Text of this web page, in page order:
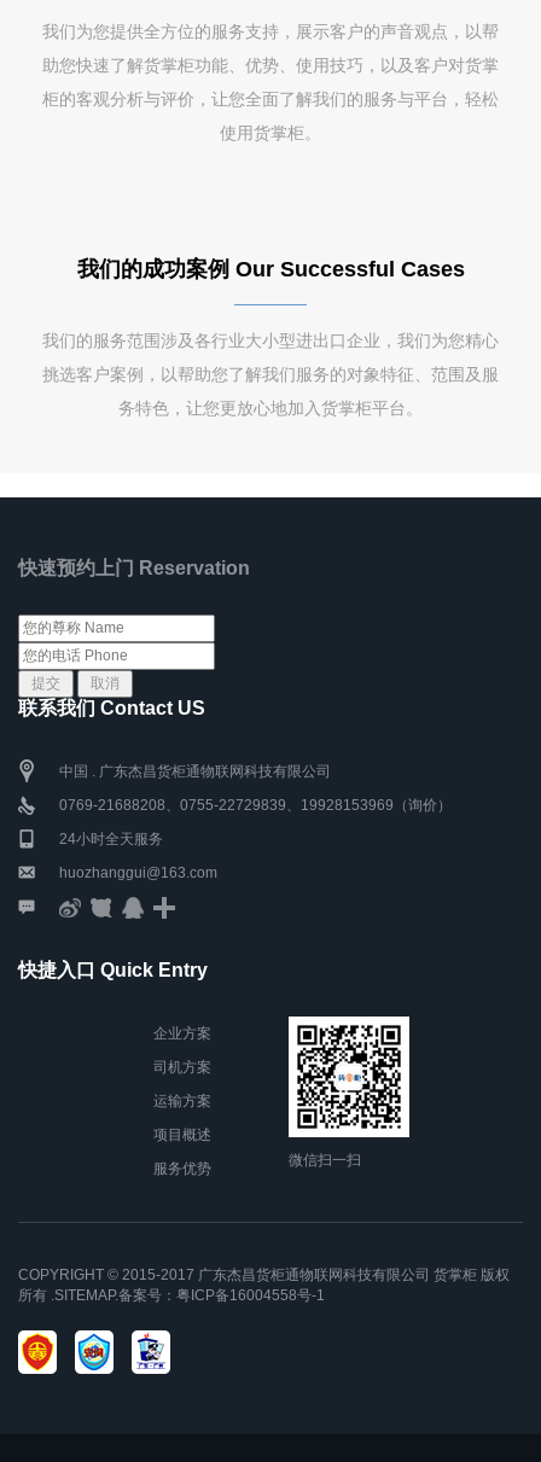
我们为您提供全方位的服务支持，展示客户的声音观点，以帮
助您快速了解货掌柜功能、优势、使用技巧，以及客户对货掌
柜的客观分析与评价，让您全面了解我们的服务与平台，轻松
使用货掌柜。
我们的成功案例 Our Successful Cases
我们的服务范围涉及各行业大小型进出口企业，我们为您精心
挑选客户案例，以帮助您了解我们服务的对象特征、范围及服
务特色，让您更放心地加入货掌柜平台。
快速预约上门 Reservation
联系我们 Contact US
中国 . 广东杰昌货柜通物联网科技有限公司
0769-21688208、0755-22729839、19928153969（询价）
24小时全天服务
huozhanggui@163.com
快捷入口 Quick Entry
企业方案
司机方案
运输方案
项目概述
服务优势
微信扫一扫
COPYRIGHT © 2015-2017 广东杰昌货柜通物联网科技有限公司 货掌柜 版权
所有 .SITEMAP.备案号： 粤ICP备16004558号-1